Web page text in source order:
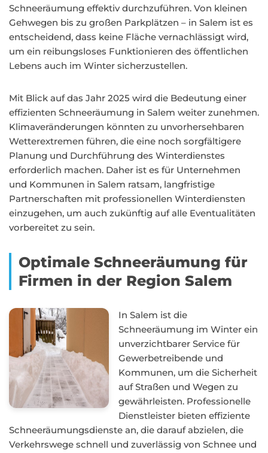
Schneeräumung effektiv durchzuführen. Von kleinen
Gehwegen bis zu großen Parkplätzen – in Salem ist es
entscheidend, dass keine Fläche vernachlässigt wird,
um ein reibungsloses Funktionieren des öffentlichen
Lebens auch im Winter sicherzustellen.
Mit Blick auf das Jahr 2025 wird die Bedeutung einer
effizienten Schneeräumung in Salem weiter zunehmen.
Klimaveränderungen könnten zu unvorhersehbaren
Wetterextremen führen, die eine noch sorgfältigere
Planung und Durchführung des Winterdienstes
erforderlich machen. Daher ist es für Unternehmen
und Kommunen in Salem ratsam, langfristige
Partnerschaften mit professionellen Winterdiensten
einzugehen, um auch zukünftig auf alle Eventualitäten
vorbereitet zu sein.
Optimale Schneeräumung für
Firmen in der Region Salem
In Salem ist die
Schneeräumung im Winter ein
unverzichtbarer Service für
Gewerbetreibende und
Kommunen, um die Sicherheit
auf Straßen und Wegen zu
gewährleisten. Professionelle
Dienstleister bieten effiziente
Schneeräumungsdienste an, die darauf abzielen, die
Verkehrswege schnell und zuverlässig von Schnee und